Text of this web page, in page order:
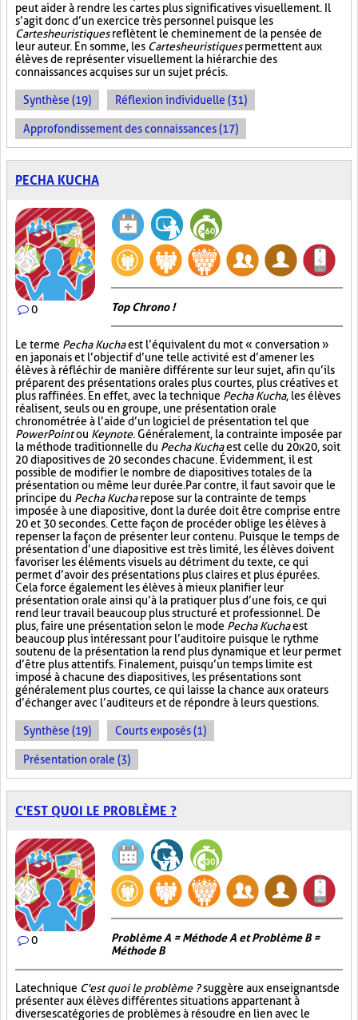
peut aider à rendre les cartes plus significatives visuellement. Il
s’agit donc d’un exercice très personnel puisque les
Cartes heuristiquesreflètent le cheminement de la pensée de
leur auteur. En somme, les Cartes heuristiquespermettent aux
élèves de représenter visuellement la hiérarchie des
connaissances acquises sur un sujet précis.
Synthèse (19) Réflexion individuelle (31)
Approfondissement des connaissances (17)
PECHA KUCHA
0 Top Chrono !
Le terme Pecha Kuchaest l’équivalent du mot « conversation »
en japonais et l’objectif d’une telle activité est d’amener les
élèves à réfléchir de manière différente sur leur sujet, afin qu’ils
préparent des présentations orales plus courtes, plus créatives et
plus raffinées. En effet, avec la technique Pecha Kucha, les élèves
réalisent, seuls ou en groupe, une présentation orale
chronométrée à l’aide d’un logiciel de présentation tel que
PowerPointou Keynote. Généralement, la contrainte imposée par
la méthode traditionnelle du Pecha Kuchaest celle du 20x20, soit
20 diapositives de 20 secondes chacune. Évidemment, il est
possible de modifier le nombre de diapositives totales de la
présentation ou même leur durée. Par contre, il faut savoir que le
principe du Pecha Kucharepose sur la contrainte de temps
imposée à une diapositive, dont la durée doit être comprise entre
20 et 30 secondes. Cette façon de procéder oblige les élèves à
repenser la façon de présenter leur contenu. Puisque le temps de
présentation d’une diapositive est très limité, les élèves doivent
favoriser les éléments visuels au détriment du texte, ce qui
permet d’avoir des présentations plus claires et plus épurées.
Cela force également les élèves à mieux planifier leur
présentation orale ainsi qu’à la pratiquer plus d’une fois, ce qui
rend leur travail beaucoup plus structuré et professionnel. De
plus, faire une présentation selon le mode Pecha Kuchaest
beaucoup plus intéressant pour l’auditoire puisque le rythme
soutenu de la présentation la rend plus dynamique et leur permet
d’être plus attentifs. Finalement, puisqu’un temps limite est
imposé à chacune des diapositives, les présentations sont
généralement plus courtes, ce qui laisse la chance aux orateurs
d’échanger avec l’auditeurs et de répondre à leurs questions.
Synthèse (19) Courts exposés (1)
Présentation orale (3)
C'EST QUOI LE PROBLÈME ?
0
Problème A = Méthode A et Problème B =
Méthode B
La technique C'est quoi le problème ?suggère aux enseignants de
présenter aux élèves différentes situations appartenant à
diverses catégories de problèmes à résoudre en lien avec le